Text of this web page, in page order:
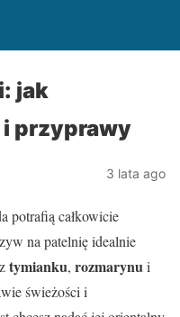
jak
przyprawy
3 lata ago
potrafią całkowicie
na patelnię idealnie
tymianku, rozmarynui
świeżości i